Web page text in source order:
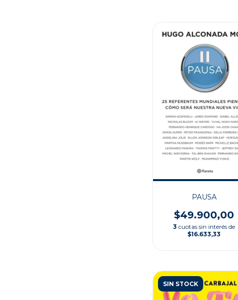
PAUSA
$49.900,00
3 cuotas sin interés de
$16.633,33
SIN STOCK